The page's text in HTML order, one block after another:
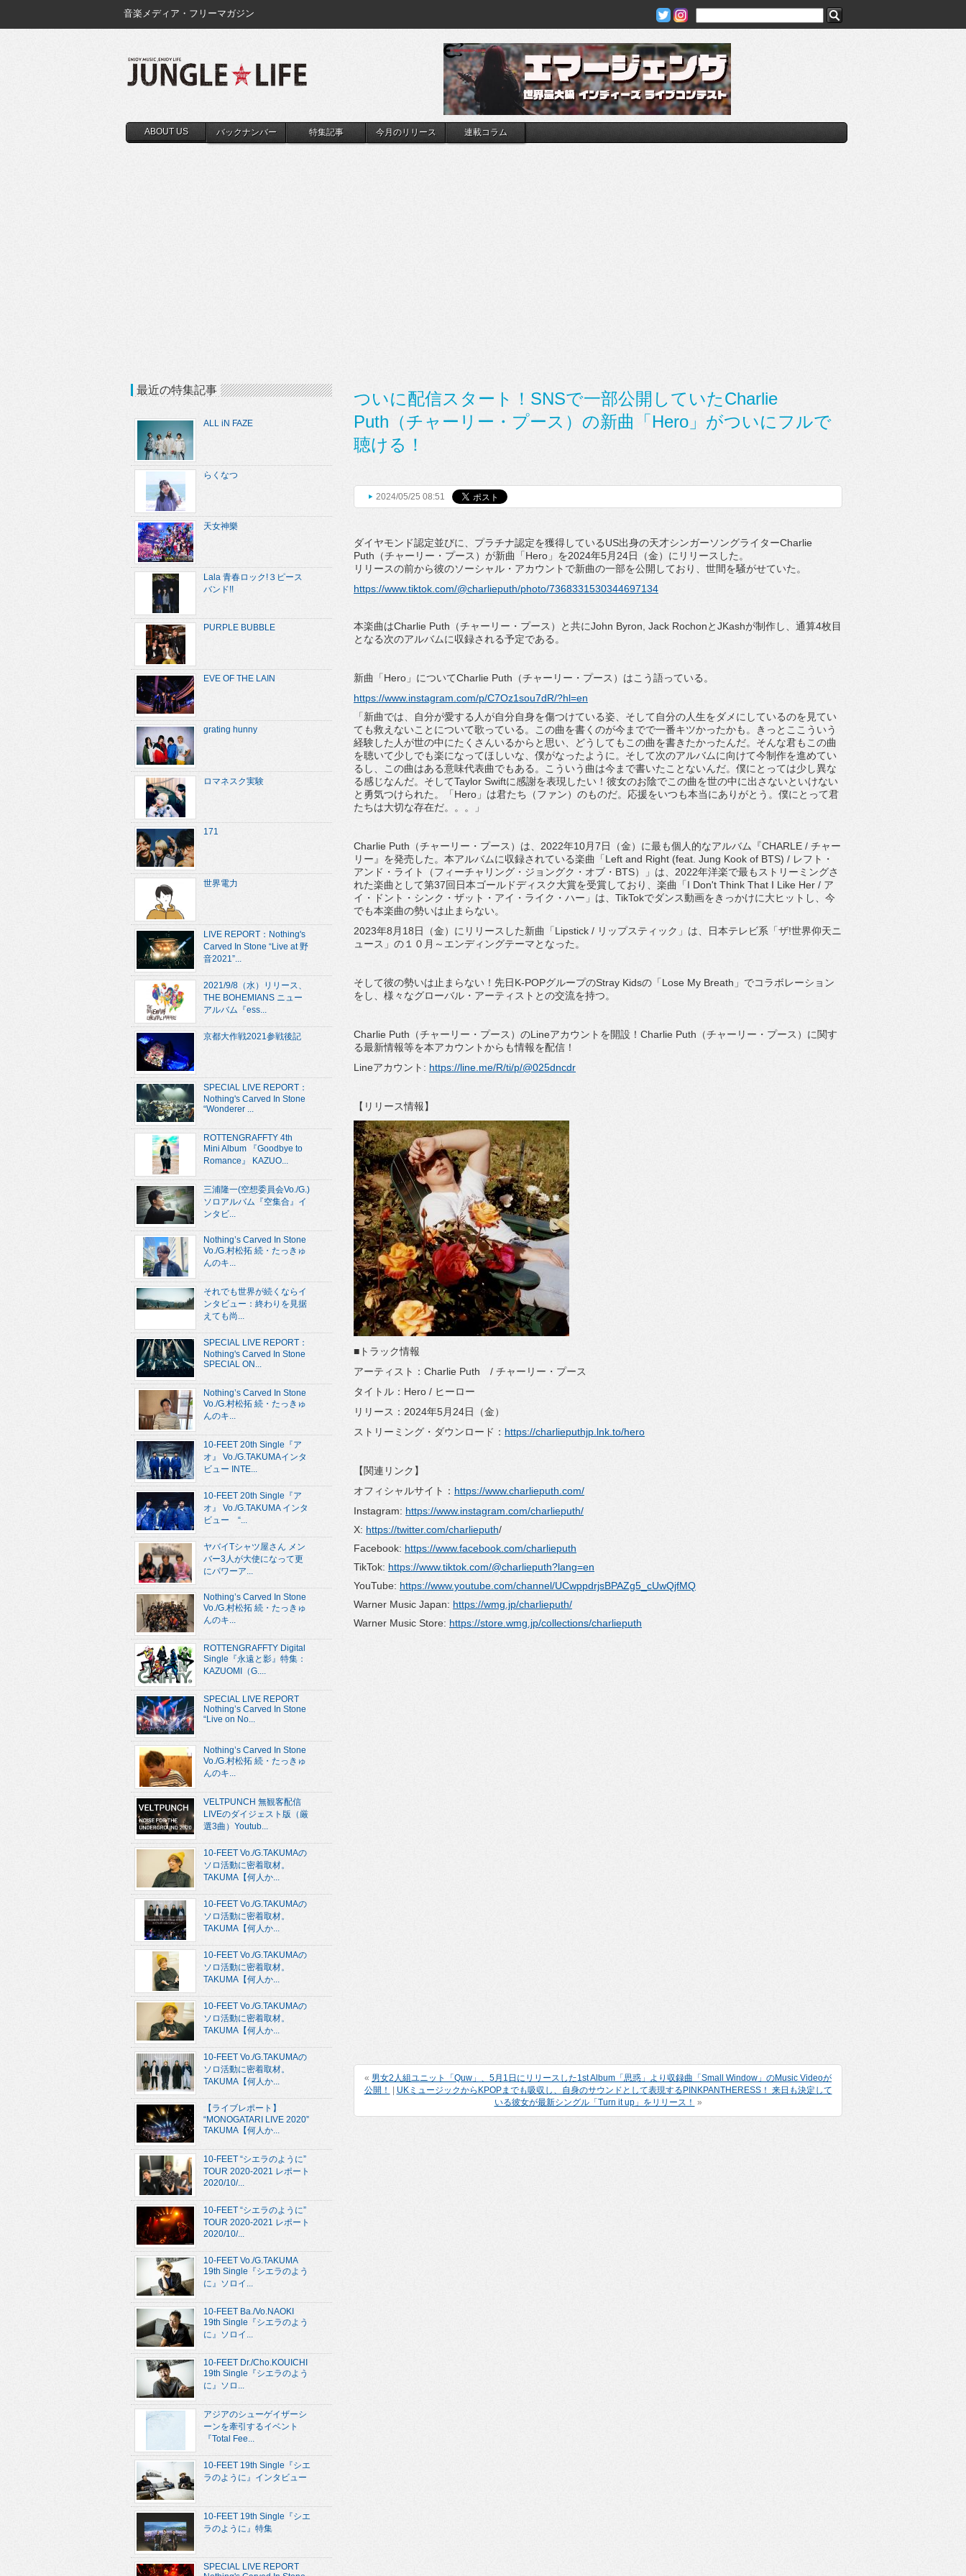
音楽メディア・フリーマガジン
ABOUT US バックナンバー 特集記事 今月のリリース 連載コラム
ついに配信スタート！SNSで一部公開していたCharlie
Puth（チャーリー・プース）の新曲「Hero」がついにフルで
聴ける！
2024/05/25 08:51
ダイヤモンド認定並びに、プラチナ認定を獲得しているUS出身の天才シンガーソングライターCharlie
Puth（チャーリー・プース）が新曲「Hero」を2024年5月24日（金）にリリースした。
リリースの前から彼のソーシャル・アカウントで新曲の一部を公開しており、世間を騒がせていた。
https://www.tiktok.com/@charlieputh/photo/7368331530344697134
本楽曲はCharlie Puth（チャーリー・プース）と共にJohn Byron, Jack RochonとJKashが制作し、通算4枚目
となる次のアルバムに収録される予定である。
新曲「Hero」についてCharlie Puth（チャーリー・プース）はこう語っている。
https://www.instagram.com/p/C7Oz1sou7dR/?hl=en
「新曲では、自分が愛する人が自分自身を傷つけている姿、そして自分の人生をダメにしているのを見てい
ても救えないことについて歌っている。この曲を書くのが今までで一番キツかったかも。きっとここういう
経験した人が世の中にたくさんいるからと思い、どうしてもこの曲を書きたかったんだ。そんな君もこの曲
を聴いて少しでも楽になってほしいな、僕がなったように。そして次のアルバムに向けて今制作を進めてい
るし、この曲はある意味代表曲でもある。こういう曲は今まで書いたことないんだ。僕にとっては少し異な
る感じなんだ。そしてTaylor Swiftに感謝を表現したい！彼女のお陰でこの曲を世の中に出さないといけない
と勇気つけられた。「Hero」は君たち（ファン）のものだ。応援をいつも本当にありがとう。僕にとって君
たちは大切な存在だ。。。」
Charlie Puth（チャーリー・プース）は、2022年10月7日（金）に最も個人的なアルバム『CHARLE / チャー
リー』を発売した。本アルバムに収録されている楽曲「Left and Right (feat. Jung Kook of BTS) / レフト・
アンド・ライト（フィーチャリング・ジョングク・オブ・BTS）」は、2022年洋楽で最もストリーミングさ
れた楽曲として第37回日本ゴールドディスク大賞を受賞しており、楽曲「I Don't Think That I Like Her / ア
イ・ドント・シンク・ザット・アイ・ライク・ハー」は、TikTokでダンス動画をきっかけに大ヒットし、今
でも本楽曲の勢いは止まらない。
2023年8月18日（金）にリリースした新曲「Lipstick / リップスティック」は、日本テレビ系「ザ!世界仰天ニ
ュース」の１０月～エンディングテーマとなった。
そして彼の勢いは止まらない！先日K-POPグループのStray Kidsの「Lose My Breath」でコラボレーション
をし、様々なグローバル・アーティストとの交流を持つ。
Charlie Puth（チャーリー・プース）のLineアカウントを開設！Charlie Puth（チャーリー・プース）に関す
る最新情報等を本アカウントからも情報を配信！
Lineアカウント: https://line.me/R/ti/p/@025dncdr
【リリース情報】
■トラック情報
アーティスト：Charlie Puth / チャーリー・プース
タイトル：Hero / ヒーロー
リリース：2024年5月24日（金）
ストリーミング・ダウンロード： https://charlieputhjp.lnk.to/hero
【関連リンク】
オフィシャルサイト： https://www.charlieputh.com/
Instagram: https://www.instagram.com/charlieputh/
X: https://twitter.com/charlieputh/
Facebook: https://www.facebook.com/charlieputh
TikTok: https://www.tiktok.com/@charlieputh?lang=en
YouTube: https://www.youtube.com/channel/UCwppdrjsBPAZg5_cUwQjfMQ
Warner Music Japan: https://wmg.jp/charlieputh/
Warner Music Store: https://store.wmg.jp/collections/charlieputh
« 男女2人組ユニット「Quw」、5月1日にリリースした1st Album「思惑」より収録曲「Small Window」のMusic Videoが
公開！
UKミュージックからKPOPまでも吸収し、自身のサウンドとして表現するPINKPANTHERESS！ 来日も決定して
いる彼女が最新シングル「Turn it up」をリリース！ »
最近の特集記事
ALL iN FAZE
らくなつ
天女神樂
Lala 青春ロック!３ピース
バンド!!
PURPLE BUBBLE
EVE OF THE LAIN
grating hunny
ロマネスク実験
171
世界電力
LIVE REPORT：Nothing's
Carved In Stone “Live at 野
音2021”...
2021/9/8（水）リリース、
THE BOHEMIANS ニュー
アルバム『ess...
京都大作戦2021参戦後記
SPECIAL LIVE REPORT：
Nothing's Carved In Stone
“Wonderer ...
ROTTENGRAFFTY 4th
Mini Album 『Goodbye to
Romance』 KAZUO...
三浦隆一(空想委員会Vo./G.)
ソロアルバム『空集合』イ
ンタビ...
Nothing’s Carved In Stone
Vo./G.村松拓 続・たっきゅ
んのキ...
それでも世界が続くならイ
ンタビュー：終わりを見据
えても尚...
SPECIAL LIVE REPORT：
Nothing's Carved In Stone
SPECIAL ON...
Nothing’s Carved In Stone
Vo./G.村松拓 続・たっきゅ
んのキ...
10-FEET 20th Single『ア
オ』 Vo./G.TAKUMAインタ
ビュー INTE...
10-FEET 20th Single『ア
オ』 Vo./G.TAKUMA インタ
ビュー “...
ヤバイTシャツ屋さん メン
バー3人が大使になって更
にパワーア...
Nothing’s Carved In Stone
Vo./G.村松拓 続・たっきゅ
んのキ...
ROTTENGRAFFTY Digital
Single『永遠と影』特集：
KAZUOMI（G....
SPECIAL LIVE REPORT
Nothing’s Carved In Stone
“Live on No...
Nothing’s Carved In Stone
Vo./G.村松拓 続・たっきゅ
んのキ...
VELTPUNCH 無観客配信
LIVEのダイジェスト版（厳
選3曲）Youtub...
10-FEET Vo./G.TAKUMAの
ソロ活動に密着取材。
TAKUMA【何人か...
10-FEET Vo./G.TAKUMAの
ソロ活動に密着取材。
TAKUMA【何人か...
10-FEET Vo./G.TAKUMAの
ソロ活動に密着取材。
TAKUMA【何人か...
10-FEET Vo./G.TAKUMAの
ソロ活動に密着取材。
TAKUMA【何人か...
10-FEET Vo./G.TAKUMAの
ソロ活動に密着取材。
TAKUMA【何人か...
【ライブレポート】
“MONOGATARI LIVE 2020”
TAKUMA【何人か...
10-FEET “シエラのように”
TOUR 2020-2021 レポート
2020/10/...
10-FEET “シエラのように”
TOUR 2020-2021 レポート
2020/10/...
10-FEET Vo./G.TAKUMA
19th Single『シエラのよう
に』ソロイ...
10-FEET Ba./Vo.NAOKI
19th Single『シエラのよう
に』ソロイ...
10-FEET Dr./Cho.KOUICHI
19th Single『シエラのよう
に』ソロ...
アジアのシューゲイザーシ
ーンを牽引するイベント
『Total Fee...
10-FEET 19th Single『シエ
ラのように』インタビュー
10-FEET 19th Single『シエ
ラのように』特集
SPECIAL LIVE REPORT